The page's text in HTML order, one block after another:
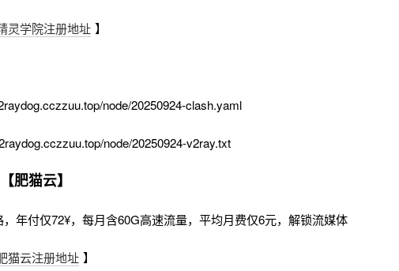
灵学院注册地址 】
node/20250924-clash.yaml
node/20250924-v2ray.txt
肥猫云】
年付仅72¥，每月含60G高速流量，平均月费仅6元，解锁流媒体
猫云注册地址 】